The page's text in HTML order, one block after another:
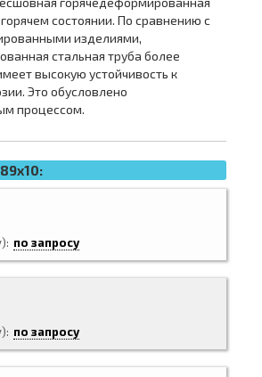
состоянии. По сравнению с
изделиями,
стальная труба более
высокую устойчивость к
Это обусловлено
процессом.
по запросу
по запросу